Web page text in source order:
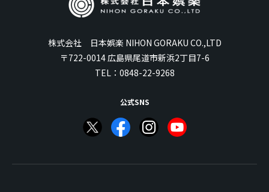
株式会社 日本娯楽 NIHON GORAKU CO.,LTD
〒722-0014 広島県尾道市新浜2丁目7-6
TEL： 0848-22-9268
公式SNS